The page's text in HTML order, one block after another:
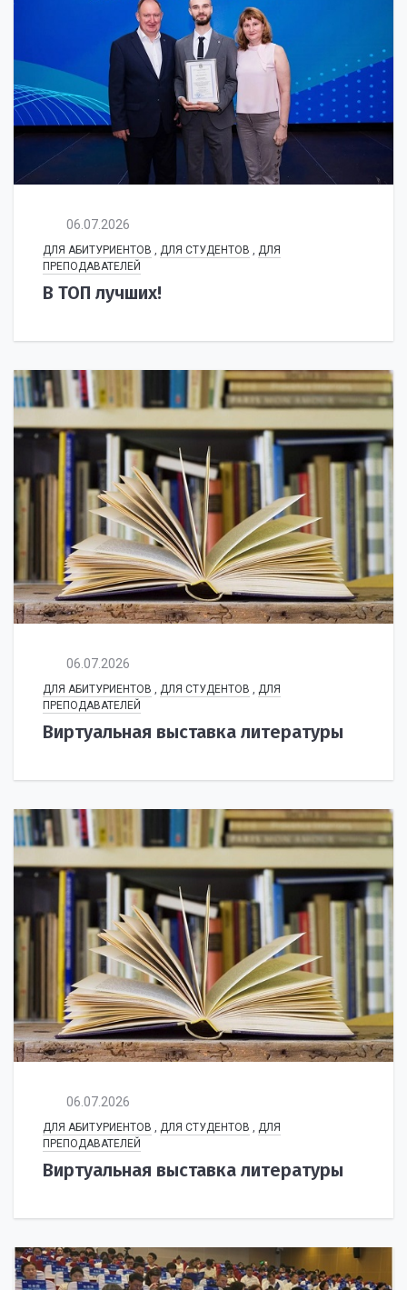
06.07.2026
ДЛЯ АБИТУРИЕНТОВ , ДЛЯ СТУДЕНТОВ , ДЛЯ
ПРЕПОДАВАТЕЛЕЙ
В ТОП лучших!
06.07.2026
ДЛЯ АБИТУРИЕНТОВ ДЛЯ СТУДЕНТОВ
ДЛЯ
ПРЕПОДАВАТЕЛЕЙ
Виртуальная выставка литературы
06.07.2026
ДЛЯ АБИТУРИЕНТОВ , ДЛЯ СТУДЕНТОВ , ДЛЯ
ПРЕПОДАВАТЕЛЕЙ
Виртуальная выставка литературы